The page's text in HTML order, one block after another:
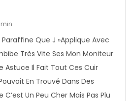
Paraffine Que J »applique Avec
Très Vite Ses Mon Moniteur
Astuce Il Fait Tout Ces Cuir
En Trouvé Dans Des
Un Peu Cher Mais Pas Plu